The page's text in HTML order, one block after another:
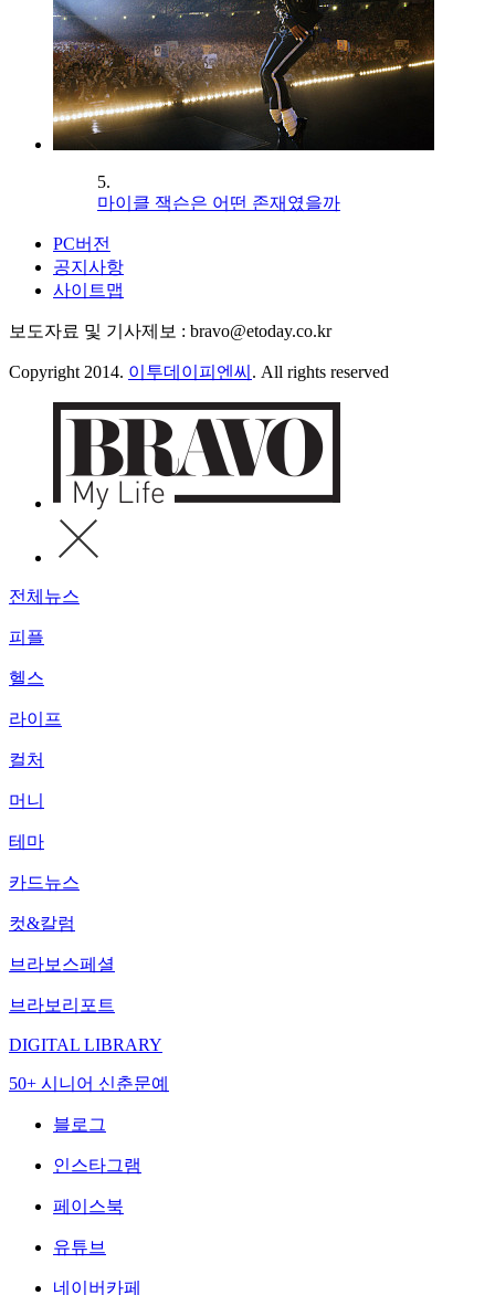
5.
마이클 잭슨은 어떤 존재였을까
PC버전
공지사항
사이트맵
보도자료 및 기사제보 : bravo@etoday.co.kr
Copyright 2014. 이투데이피엔씨 . All rights reserved
전체뉴스
피플
헬스
라이프
컬처
머니
테마
카드뉴스
컷&칼럼
브라보스페셜
브라보리포트
DIGITAL LIBRARY
50+ 시니어 신춘문예
블로그
인스타그램
페이스북
유튜브
네이버카페